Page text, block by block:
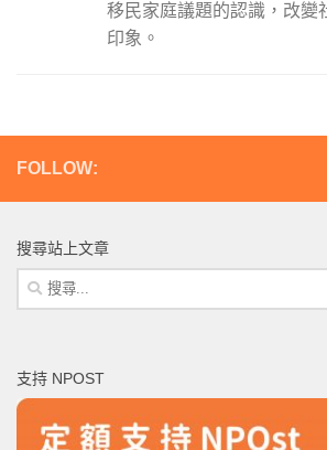
移民家庭議題的認識，改變
印象。
FOLLOW:
搜尋站上文章
搜
尋
字:
支持 NPOST